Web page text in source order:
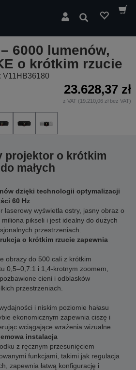
Wyszukaj
6000 lumenów,
o krótkim rzucie
V11HB36180
23.628,37 zł
z VAT (19.210,06 zł bez VAT)
projektor o krótkim
małych
dzięki technologii optymalizacji
60 Hz
laserowy wyświetla ostry, jasny obraz o
pikseli i jest idealny do dużych
przestrzeniach.
o krótkim rzucie zapewnia
obrazy do 500 cali z krótkim
0,5–0,7:1 i 1,4-krotnym zoomem,
cieni i odblasków
przestrzeniach.
i niskim poziomie hałasu
ekonomicznym zapewnia ciszę i
wciągające wrażenia wizualne.
instalacja
z ręcznym przesunięciem
funkcjami, takimi jak regulacja
zapewnia łatwą konfigurację i